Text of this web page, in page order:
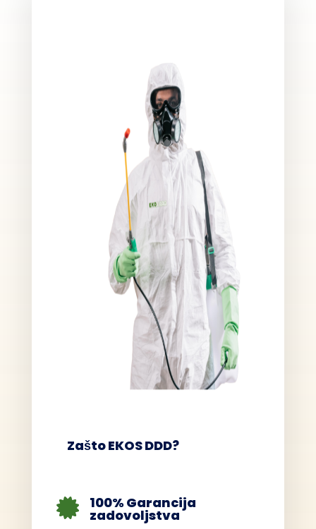
Zašto EKOS DDD?
 100% Garancija
zadovoljstva